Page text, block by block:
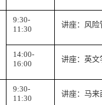
9:30-
11:30
讲座：风险
14:00-
16:00
讲座：英文
9:30-
11:30
讲座：马来